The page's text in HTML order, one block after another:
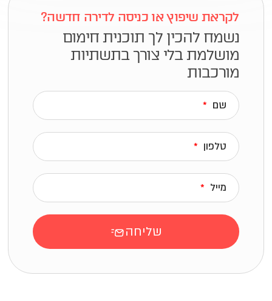
לקראת שיפוץ או כניסה לדירה חדשה?
נשמח להכין לך תוכנית חימום
מושלמת בלי צורך בתשתיות
מורכבות
שם
טלפון
מייל
שליחה